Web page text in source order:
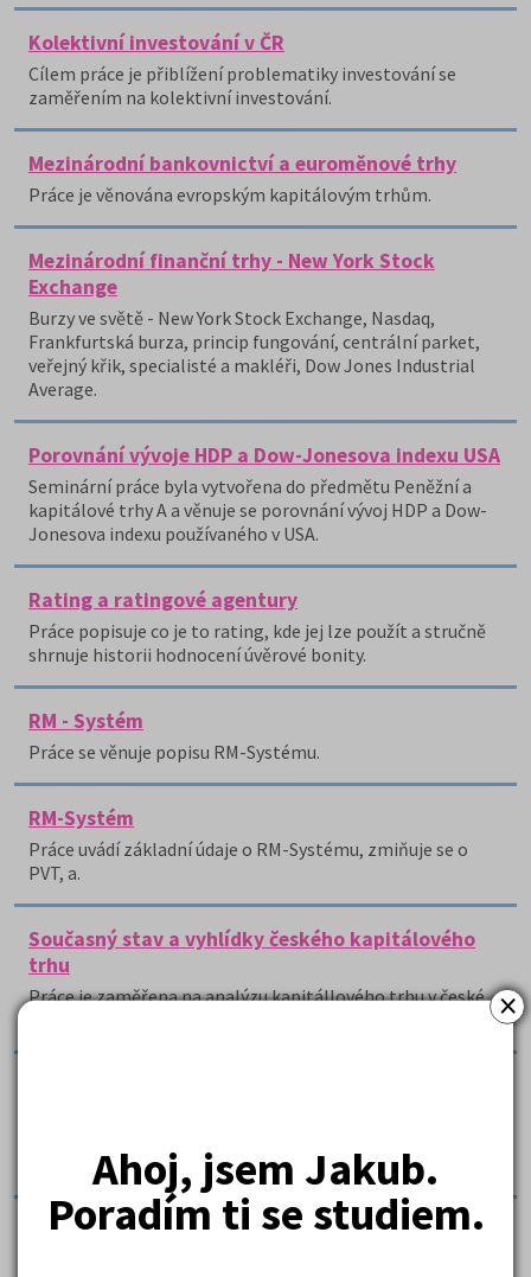
×
Ahoj, jsem Jakub.
Poradím ti se studiem.
Kolektivní investování v ČR
Cílem práce je přiblížení problematiky investování se
zaměřením na kolektivní investování.
Mezinárodní bankovnictví a euroměnové trhy
Práce je věnována evropským kapitálovým trhům.
Mezinárodní finanční trhy - New York Stock
Exchange
Burzy ve světě - New York Stock Exchange, Nasdaq,
Frankfurtská burza, princip fungování, centrální parket,
veřejný křik, specialisté a makléři, Dow Jones Industrial
Average.
Porovnání vývoje HDP a Dow-Jonesova indexu USA
Seminární práce byla vytvořena do předmětu Peněžní a
kapitálové trhy A a věnuje se porovnání vývoj HDP a Dow-
Jonesova indexu používaného v USA.
Rating a ratingové agentury
Práce popisuje co je to rating, kde jej lze použít a stručně
shrnuje historii hodnocení úvěrové bonity.
RM - Systém
Práce se věnuje popisu RM-Systému.
RM-Systém
Práce uvádí základní údaje o RM-Systému, zmiňuje se o
PVT, a.
Současný stav a vyhlídky českého kapitálového
trhu
Práce je zaměřena na analýzu kapitállového trhu v české
Trendy ve vývoji finančních trhů